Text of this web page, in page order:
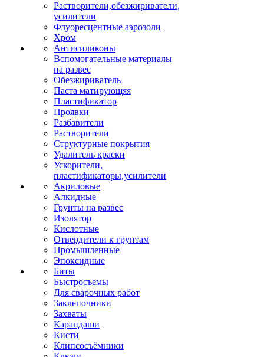
Растворители,обезжириватели,
усилители
Флуоресцентные аэрозоли
Хром
Антисиликоны
Вспомогательные материалы
на развес
Обезжириватель
Паста матирующяя
Пластификатор
Проявки
Разбавители
Растворители
Структурные покрытия
Удалитель краски
Ускорители,
пластификаторы,усилители
Акриловые
Алкидные
Грунты на развес
Изолятор
Кислотные
Отвердители к грунтам
Промышленные
Эпоксидные
Биты
Быстросъемы
Для сварочных работ
Заклепочники
Захваты
Карандаши
Кисти
Клипсосъёмники